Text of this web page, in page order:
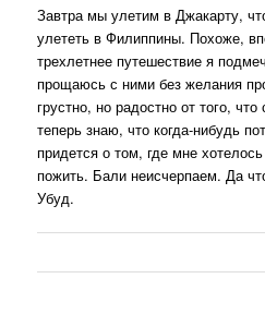
Завтра мы улетим в Джакарту,
улететь в Филиппины. Похоже,
трехлетнее путешествие я
прощаюсь с ними без желания
грустно, но радостно от того,
теперь знаю, что когда-нибудь
придется о том, где мне
пожить. Бали неисчерпаем. Да
Убуд.